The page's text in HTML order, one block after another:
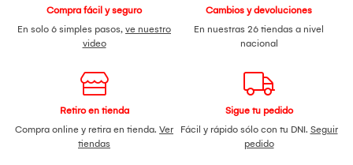
Compra fácil y seguro
En solo 6 simples pasos, ve nuestro
video
Cambios y devoluciones
En nuestras 26 tiendas a nivel
nacional
Retiro en tienda
Compra online y retira en tienda. Ver
tiendas
Sigue tu pedido
Fácil y rápido sólo con tu DNI. Seguir
pedido